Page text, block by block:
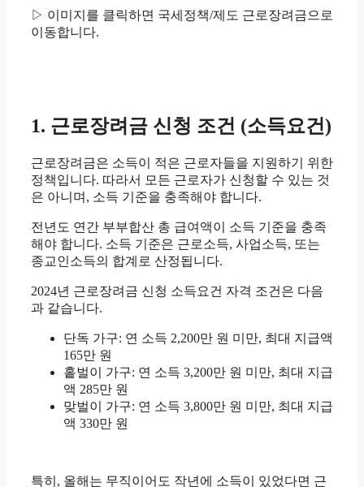
▷ 이미지를 클릭하면 국세정책/제도 근로장려금으로
이동합니다.
1. 근로장려금 신청 조건 (소득요건)
근로장려금은 소득이 적은 근로자들을 지원하기 위한
정책입니다. 따라서 모든 근로자가 신청할 수 있는 것
은 아니며, 소득 기준을 충족해야 합니다.
전년도 연간 부부합산 총 급여액이 소득 기준을 충족
해야 합니다. 소득 기준은 근로소득, 사업소득, 또는
종교인소득의 합계로 산정됩니다.
2024년 근로장려금 신청 소득요건 자격 조건은 다음
과 같습니다.
단독 가구: 연 소득 2,200만 원 미만, 최대 지급액
165만 원
홑벌이 가구: 연 소득 3,200만 원 미만, 최대 지급
액 285만 원
맞벌이 가구: 연 소득 3,800만 원 미만, 최대 지급
액 330만 원
특히, 올해는 무직이어도 작년에 소득이 있었다면 근